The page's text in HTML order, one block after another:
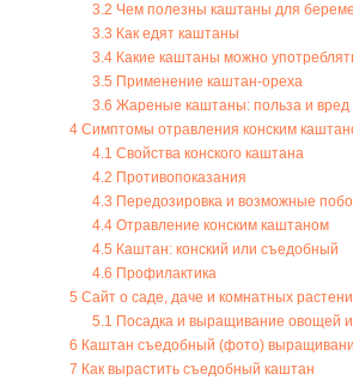
3.2 Чем полезны каштаны для
3.3 Как едят каштаны
3.4Какие каштаны можно
3.5 Применение каштан-ореха
3.6 Жареные каштаны: польза и вред
4 Симптомы отравления конским
4.1 Свойства конского каштана
4.2 Противопоказания
4.3 Передозировка и возможные
4.4Отравление конским каштаном
4.5 Каштан: конский или съедобный
4.6 Профилактика
5 Сайт о саде, даче и комнатных
5.1 Посадка и выращивание овощей и
6 Каштан съедобный (фото)
7 Как вырастить съедобный каштан